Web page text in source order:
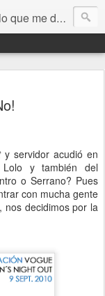
en gana siempre que no moleste al vecino; cosas que ver, visitar... algún viaje... de todo un poco. Ah, y aquí a las chivatas no las queremos ver ni en pintura.
y servidor acudió en
y también del
o Serrano? Pues
con mucha gente
nos decidimos por la